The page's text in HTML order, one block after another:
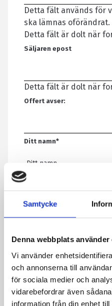
Samtycke
Denna webbplats använder
Vi använder
och annonserna till
för sociala medier och
vidarebefordrar även
information från din enhet
Detta fält används för
ska lämnas oförändrat.
Detta fält är dolt när
Säljaren epost
Detta fält är dolt när
Offert avser:
Ditt namn*
E-post